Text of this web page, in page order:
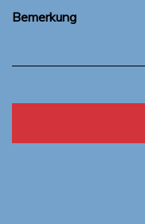
Bemerkung